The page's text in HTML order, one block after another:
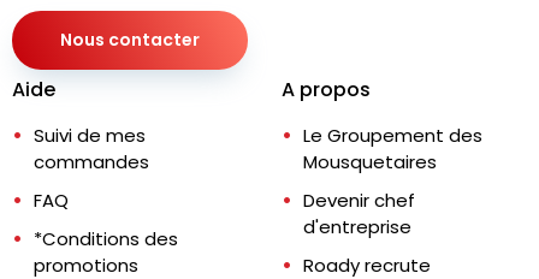
Nous contacter
Aide
Suivi de mes
commandes
FAQ
*Conditions des
promotions
A propos
Le Groupement des
Mousquetaires
Devenir chef
d'entreprise
Roady recrute